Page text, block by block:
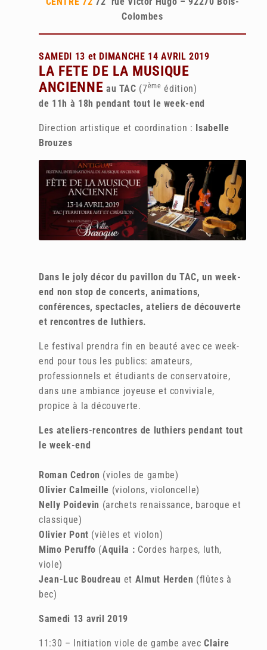
Colombes
SAMEDI 13 et DIMANCHE 14 AVRIL 2019
LA FETE DE LA MUSIQUE
ANCIENNE au TAC (7ème édition)
de 11h à 18h pendant tout le week-end
Direction artistique et coordination : Isabelle
Brouzes
Dans le joly décor du pavillon du TAC, un week-
end non stop de concerts, animations,
conférences, spectacles, ateliers de découverte
et rencontres de luthiers.
Le festival prendra fin en beauté avec ce week-
end pour tous les publics: amateurs,
professionnels et étudiants de conservatoire,
dans une ambiance joyeuse et conviviale,
propice à la découverte.
Les ateliers-rencontres de luthiers pendant tout
le week-end
Roman Cedron (violes de gambe)
Olivier Calmeille (violons, violoncelle)
Nelly Poidevin (archets renaissance, baroque et
classique)
Olivier Pont (vièles et violon)
Mimo Peruffo (Aquila : Cordes harpes, luth,
viole)
Jean-Luc Boudreau et Almut Herden (flûtes à
bec)
Samedi 13 avril 2019
11:30 – Initiation viole de gambe avecClaire